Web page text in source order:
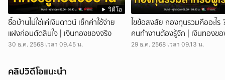
โลกกว้าง นอกจากนี้ ยังมีการเสวนา ในหัวข้อ เยาวชนรุ่นใหม่ สู่งการลงมือ
ทำที่มีผลกระทบจริง โดยตัวแทนเยาวชน SEED Thailand บอกเล่าเรื่องราว
ประสบการณ์จริงจากการทำโครงการในพื้นที่ นับเป็นอีกหนึ่งบทบาทสำคัญ
ของสำนักงานสลากกินแบ่งรัฐบาลในการส่งเสริมสังคมไทยให้ก้าวสู่อนาคต
ผ่านการลงทุนกับคนรุ่นใหม่ ที่มีพลัง ศักยภาพ และความตั้งใจ เปลี่ยนแปลง
https://news.ch7.com #ประเด็นเด็ด7สี #ข่าวช่อง7 #CH7HDNEWS
วิดีโอ
ซื้อบ้านไม่ใช่แค่เงินดาวน์ เช็กค่าใช้จ่าย
แฝงก่อนตัดสินใจ | เงินทองของจริง
30 ธ.ค. 2568 เวลา 09.45 น.
ไขข้อสงสัย กองทุนรวมคืออะไร
คนทำงานต้องรู้จัก | เงินทองขอ
29 ธ.ค. 2568 เวลา 09.13 น.
คลิปวิดีโอแนะนำ